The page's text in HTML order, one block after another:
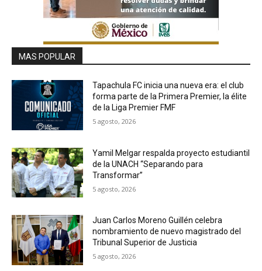
MAS POPULAR
Tapachula FC inicia una nueva era: el club
forma parte de la Primera Premier, la élite
de la Liga Premier FMF
5 agosto, 2026
Yamil Melgar respalda proyecto estudiantil
de la UNACH “Separando para
Transformar”
5 agosto, 2026
Juan Carlos Moreno Guillén celebra
nombramiento de nuevo magistrado del
Tribunal Superior de Justicia
5 agosto, 2026